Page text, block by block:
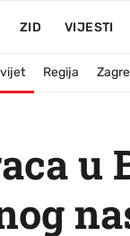
ZID VIJESTI
Regija
u